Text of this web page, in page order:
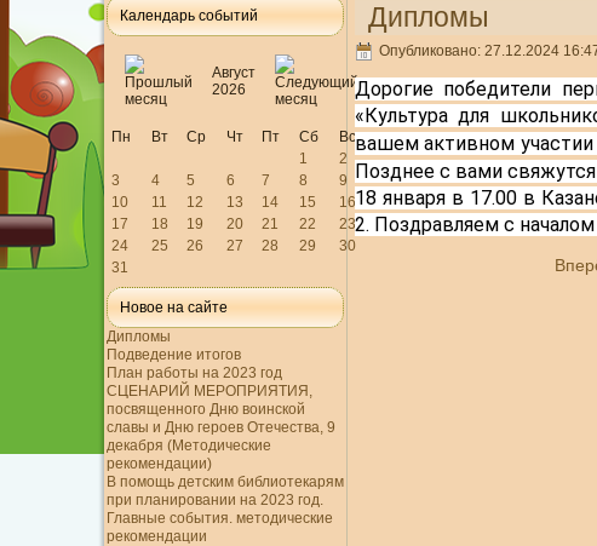
Календарь событий
Август
2026
Пн Вт Ср Чт Пт Сб
Вс
1
2
3
4 5 6 7 8
9
10
11 12 13 14 15
16
17
18 19 20 21 22
23
24
25 26 27 28 29
30
31
Новое на сайте
Дипломы
Подведение итогов
План работы на 2023 год
СЦЕНАРИЙ МЕРОПРИЯТИЯ,
посвященного Дню воинской
славы и Дню героев Отечества, 9
декабря (Методические
рекомендации)
В помощь детским библиотекарям
при планировании на 2023 год.
Главные события. методические
рекомендации
Дипломы
Опубликовано: 27.12.2024
Дорогие победители
«Культура для
вашем активном
18 января в 17.00 в
2. Поздравляем с